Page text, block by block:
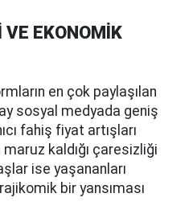
EKONOMİK
en çok paylaşılan
sosyal medyada geniş
fahiş fiyat artışları
maruz kaldığı çaresizliği
ise yaşananları
bir yansıması